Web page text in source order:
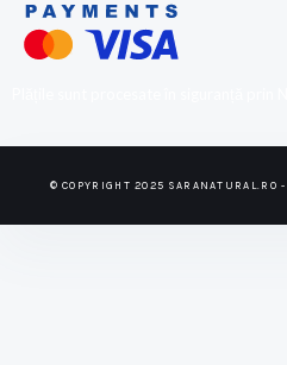
© COPYRIGHT 2025 SARANATURAL.RO